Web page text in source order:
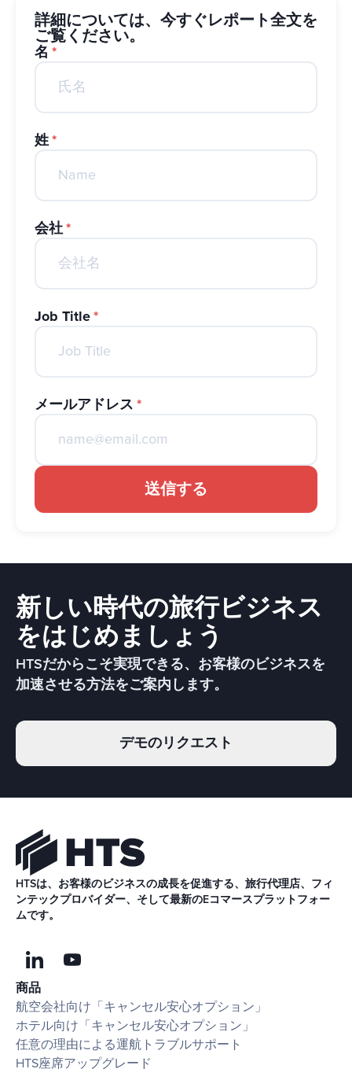
詳細については、今すぐレポート全文を
ご覧ください。
名 *
姓 *
会社 *
Job Title *
メールアドレス *
送信する
新しい時代の旅行ビジネス
をはじめましょう
HTSだからこそ実現できる、お客様のビジネスを
加速させる方法をご案内します。
デモのリクエスト
HTSは、お客様のビジネスの成長を促進する、旅行代理店、フィ
ンテックプロバイダー、そして最新のEコマースプラットフォー
ムです。
商品
航空会社向け「キャンセル安心オプション」
ホテル向け「キャンセル安心オプション」
任意の理由による運航トラブルサポート
HTS座席アップグレード